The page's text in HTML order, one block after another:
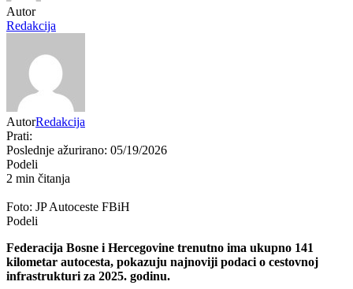
Autor
Redakcija
AutorRedakcija
Prati:
Poslednje ažurirano: 05/19/2026
Podeli
2 min čitanja
Foto: JP Autoceste FBiH
Podeli
Federacija Bosne i Hercegovine trenutno ima ukupno 141
kilometar autocesta, pokazuju najnoviji podaci o cestovnoj
infrastrukturi za 2025. godinu.